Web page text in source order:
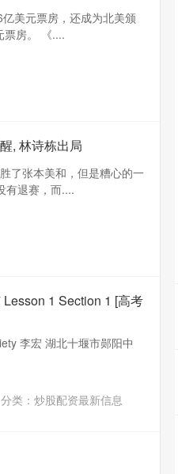
美元票房，还成为北美颁
票房。 《....
, 林诗栋出局
了张本美和，但是糟心的一
有退赛，而....
1 Section 1 [高考
李宏 湖北十堰市郧阳中
分类： 炒股配资最新信息